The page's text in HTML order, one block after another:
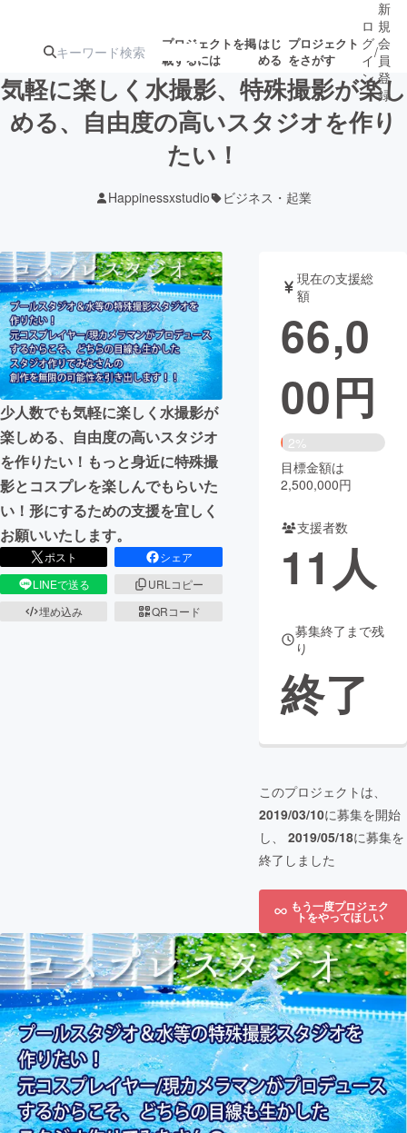
プロジェクトを掲
載するには
はじ
める
プロジェクト
をさがす
注目の新着プロ 募集終了が近いプ
テクノロジー・ガジェット
映像・映画 書籍・雑誌
ビジネス・起業 チャレンジ
まちづくり・地域活性化
CAMPFIRE for Social Good
CAMPFIRE Creation
CAMPFIREふるさと納税 machi-ya コミュニティ
ロ
グ
イ
ン
/
新
規
会
員
登
録
気軽に楽しく水撮影、特殊撮影が楽し
める、自由度の高いスタジオを作り
たい！
Happinessxstudio ビジネス・起業
少人数でも気軽に楽しく水撮影が
楽しめる、自由度の高いスタジオ
を作りたい！もっと身近に特殊撮
影とコスプレを楽しんでもらいた
い！形にするための支援を宜しく
お願いいたします。
ポスト
シェア
LINEで送る
URLコピー
埋め込み
QRコード
現在の支援総
額
66,0
00円
2%
目標金額は
2,500,000円
支援者数
11 人
募集終了まで残
り
終了
このプロジェクトは、
2019/03/10に募集を開始
し、 2019/05/18に募集を
終了しました
もう一度プロジェク
トをやってほしい